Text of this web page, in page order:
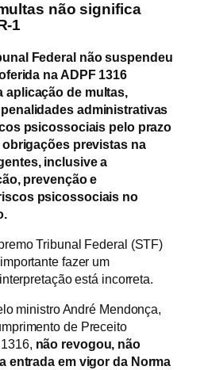
não significa
1
Federal não suspendeu
na ADPF 1316
aplicação de multas,
administrativas
psicossociais pelo prazo
obrigações previstas na
inclusive a
prevenção e
psicossociais no
Tribunal Federal (STF)
fazer um
está incorreta.
ministro André Mendonça,
de Preceito
não revogou, não
entrada em vigor da Norma